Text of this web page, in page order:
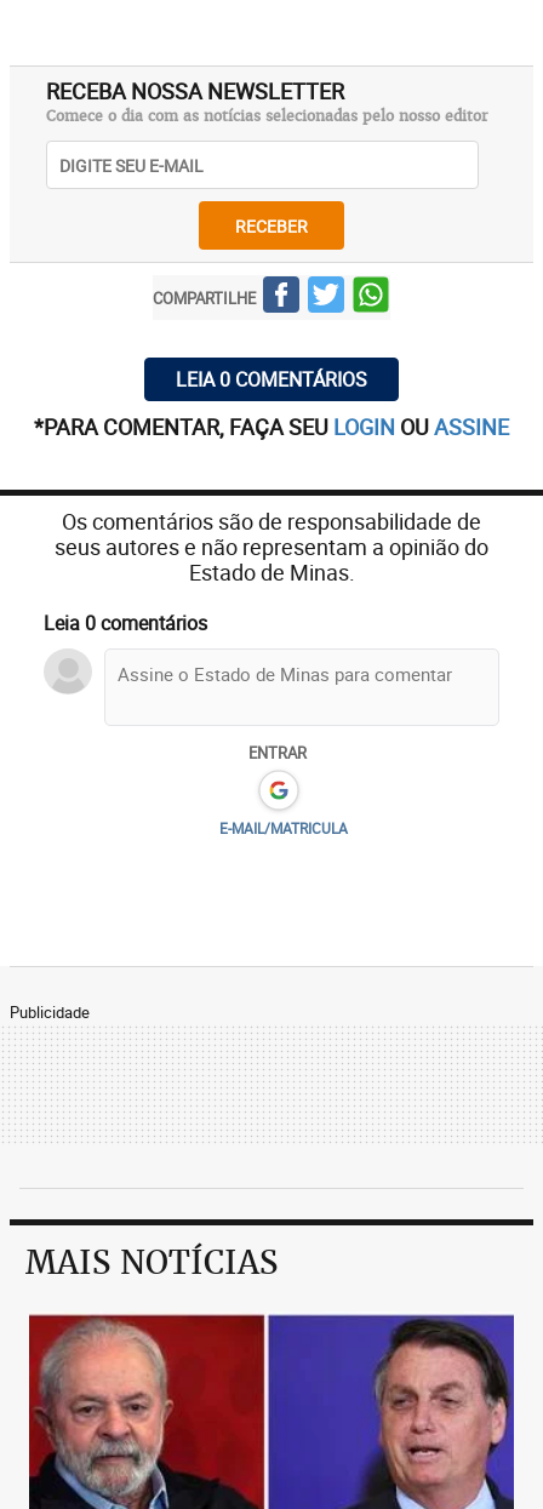
RECEBA NOSSA NEWSLETTER
Comece o dia com as notícias selecionadas pelo nosso editor
RECEBER
COMPARTILHE
LEIA 0 COMENTÁRIOS
*PARA COMENTAR, FAÇA SEU LOGIN OUASSINE
Os comentários são de responsabilidade de
seus autores e não representam a opinião do
Estado de Minas.
Leia 0 comentários
ENTRAR
E-MAIL/MATRICULA
Publicidade
MAIS NOTÍCIAS